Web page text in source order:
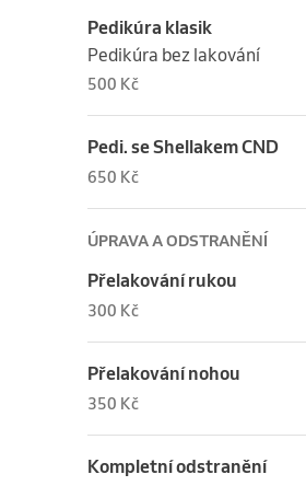
Pedikúra klasik
Pedikúra bez lakování
500 Kč
Pedi. se Shellakem CND
650 Kč
ÚPRAVA A ODSTRANĚNÍ
Přelakování rukou
300 Kč
Přelakování nohou
350 Kč
Kompletní odstranění